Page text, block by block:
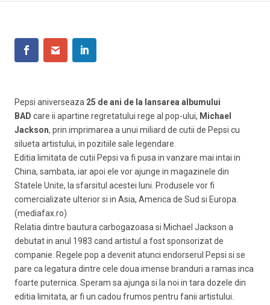
Pepsi aniverseaza 25 de ani de la lansarea albumului
BAD care ii apartine regretatului rege al pop-ului, Michael
Jackson, prin imprimarea a unui miliard de cutii de Pepsi cu
silueta artistului, in pozitiile sale legendare.
Editia limitata de cutii Pepsi va fi pusa in vanzare mai intai in
China, sambata, iar apoi ele vor ajunge in magazinele din
Statele Unite, la sfarsitul acestei luni. Produsele vor fi
comercializate ulterior si in Asia, America de Sud si Europa.
(mediafax.ro)
Relatia dintre bautura carbogazoasa si Michael Jackson a
debutat in anul 1983 cand artistul a fost sponsorizat de
companie. Regele pop a devenit atunci endorserul Pepsi si se
pare ca legatura dintre cele doua imense branduri a ramas inca
foarte puternica. Speram sa ajunga si la noi in tara dozele din
editia limitata, ar fi un cadou frumos pentru fanii artistului.